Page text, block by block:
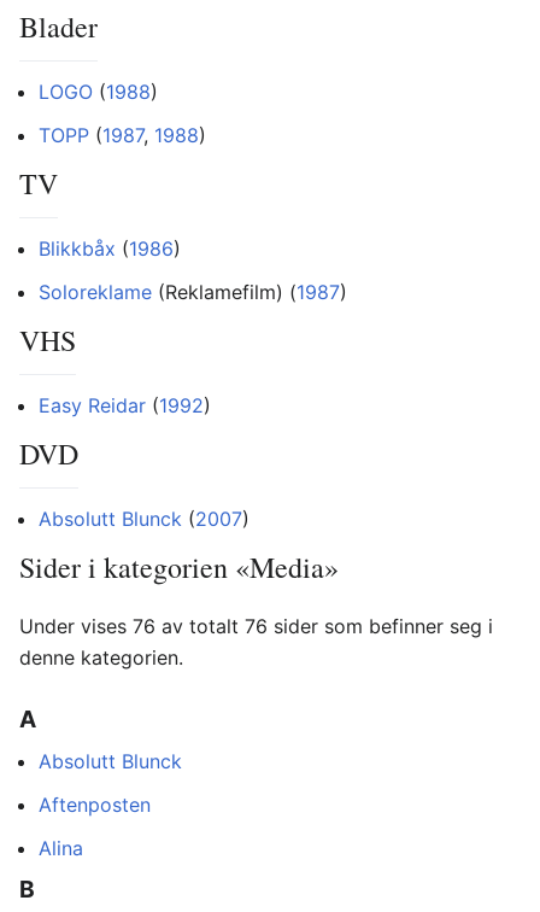
Blader
LOGO (1988)
TOPP (1987, 1988)
TV
Blikkbåx (1986)
Soloreklame (Reklamefilm) (1987)
VHS
Easy Reidar (1992)
DVD
Absolutt Blunck (2007)
Sider i kategorien «Media»
Under vises 76 av totalt 76 sider som befinner seg i
denne kategorien.
A
Absolutt Blunck
Aftenposten
Alina
B